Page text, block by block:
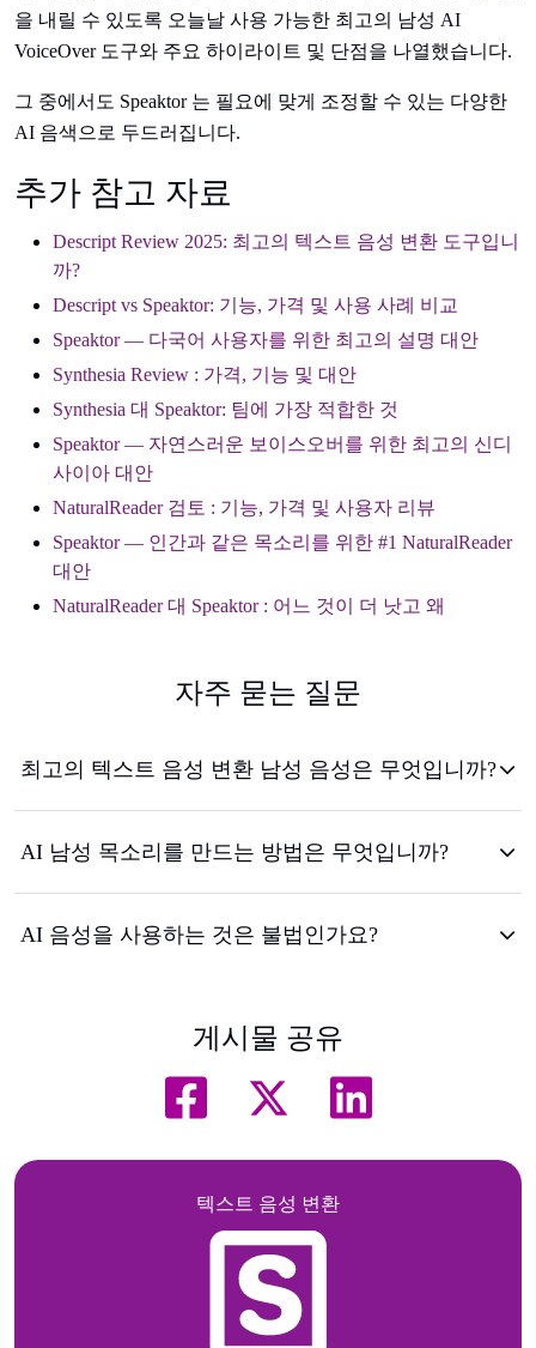
을 내릴 수 있도록 오늘날 사용 가능한 최고의 남성 AI
VoiceOver 도구와 주요 하이라이트 및 단점을 나열했습니다.
그 중에서도 Speaktor 는 필요에 맞게 조정할 수 있는 다양한
AI 음색으로 두드러집니다.
추가 참고 자료
Descript Review 2025: 최고의 텍스트 음성 변환 도구입니
까?
Descript vs Speaktor: 기능, 가격 및 사용 사례 비교
Speaktor — 다국어 사용자를 위한 최고의 설명 대안
Synthesia Review : 가격, 기능 및 대안
Synthesia 대 Speaktor: 팀에 가장 적합한 것
Speaktor — 자연스러운 보이스오버를 위한 최고의 신디
사이아 대안
NaturalReader 검토 : 기능, 가격 및 사용자 리뷰
Speaktor — 인간과 같은 목소리를 위한 #1 NaturalReader
대안
NaturalReader 대 Speaktor : 어느 것이 더 낫고 왜
자주 묻는 질문
최고의 텍스트 음성 변환 남성 음성은 무엇입니까?
AI 남성 목소리를 만드는 방법은 무엇입니까?
AI 음성을 사용하는 것은 불법인가요?
게시물 공유
텍스트 음성 변환